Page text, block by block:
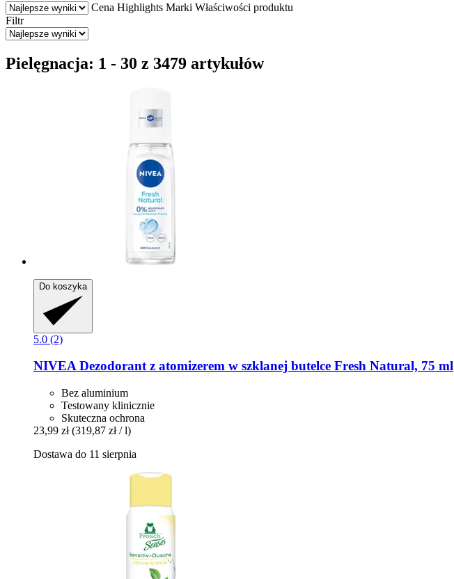
Cena Highlights Marki Właściwości produktu
Filtr
Pielęgnacja: 1 - 30 z 3479 artykułów
Do koszyka
5.0 (2)
NIVEADezodorant z atomizerem w szklanej butelce Fresh Natural, 75 ml
Bez aluminium
Testowany klinicznie
Skuteczna ochrona
23,99 zł (319,87 zł / l)
Dostawa do 11 sierpnia